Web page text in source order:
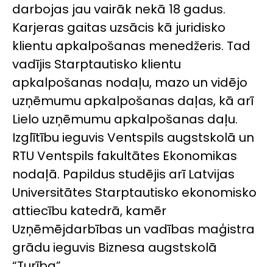
darbojas jau vairāk nekā 18 gadus.
Karjeras gaitas uzsācis kā juridisko
klientu apkalpošanas menedžeris. Tad
vadījis Starptautisko klientu
apkalpošanas nodaļu, mazo un vidējo
uzņēmumu apkalpošanas daļas, kā arī
Lielo uzņēmumu apkalpošanas daļu.
Izglītību ieguvis Ventspils augstskolā un
RTU Ventspils fakultātes Ekonomikas
nodaļā. Papildus studējis arī Latvijas
Universitātes Starptautisko ekonomisko
attiecību katedrā, kamēr
Uzņēmējdarbības un vadības maģistra
grādu ieguvis Biznesa augstskolā